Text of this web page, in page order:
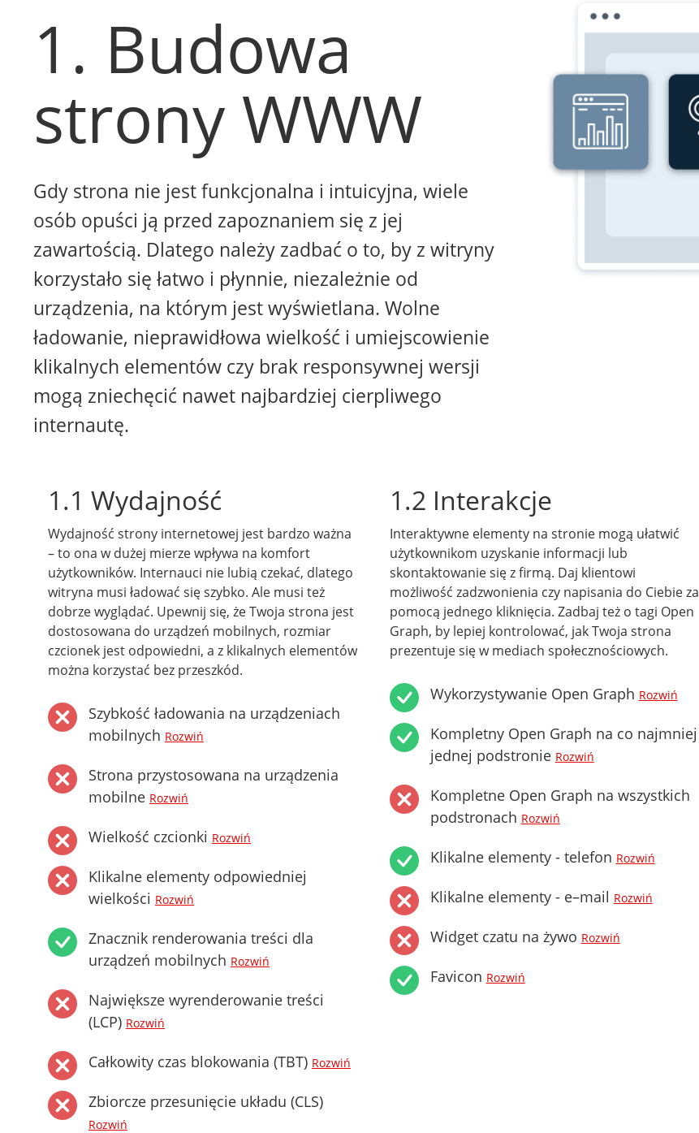
1. Budowa
strony WWW
Gdy strona nie jest funkcjonalna i intuicyjna, wiele
osób opuści ją przed zapoznaniem się z jej
zawartością. Dlatego należy zadbać o to, by z witryny
korzystało się łatwo i płynnie, niezależnie od
urządzenia, na którym jest wyświetlana. Wolne
ładowanie, nieprawidłowa wielkość i umiejscowienie
klikalnych elementów czy brak responsywnej wersji
mogą zniechęcić nawet najbardziej cierpliwego
internautę.
1.1 Wydajność
Wydajność strony internetowej jest bardzo ważna
– to ona w dużej mierze wpływa na komfort
użytkowników. Internauci nie lubią czekać, dlatego
witryna musi ładować się szybko. Ale musi też
dobrze wyglądać. Upewnij się, że Twoja strona jest
dostosowana do urządzeń mobilnych, rozmiar
czcionek jest odpowiedni, a z klikalnych elementów
można korzystać bez przeszkód.
Szybkość ładowania na urządzeniach
mobilnych Rozwiń
Strona przystosowana na urządzenia
mobilne Rozwiń
Wielkość czcionki Rozwiń
Klikalne elementy odpowiedniej
wielkości Rozwiń
Znacznik renderowania treści dla
urządzeń mobilnych Rozwiń
Największe wyrenderowanie treści
(LCP) Rozwiń
Całkowity czas blokowania (TBT) Rozwiń
Zbiorcze przesunięcie układu (CLS)
Rozwiń
1.2 Interakcje
Interaktywne elementy na stronie mogą ułatwić
użytkownikom uzyskanie informacji lub
skontaktowanie się z firmą. Daj klientowi
możliwość zadzwonienia czy napisania do Ciebie za
pomocą jednego kliknięcia. Zadbaj też o tagi Open
Graph, by lepiej kontrolować, jak Twoja strona
prezentuje się w mediach społecznościowych.
Wykorzystywanie Open Graph Rozwiń
Kompletny Open Graph na co najmniej
jednej podstronie Rozwiń
Kompletne Open Graph na wszystkich
podstronach Rozwiń
Klikalne elementy - telefon Rozwiń
Klikalne elementy - e–mail Rozwiń
Widget czatu na żywo Rozwiń
Favicon Rozwiń